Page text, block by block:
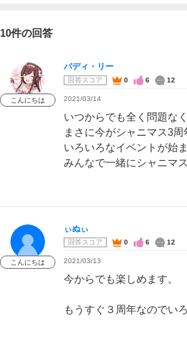
10件の回答
こんにちは
バディ・リー
回答スコア 0 6 12
2021/03/14
いつからでも全く問題な
まさに今がシャニマス3
いろいろなイベントが始
みんなで一緒にシャニマ
こんにちは
ぃぬぃ
回答スコア 0 6 12
2021/03/13
今からでも楽しめます。
もうすぐ３周年なのでい